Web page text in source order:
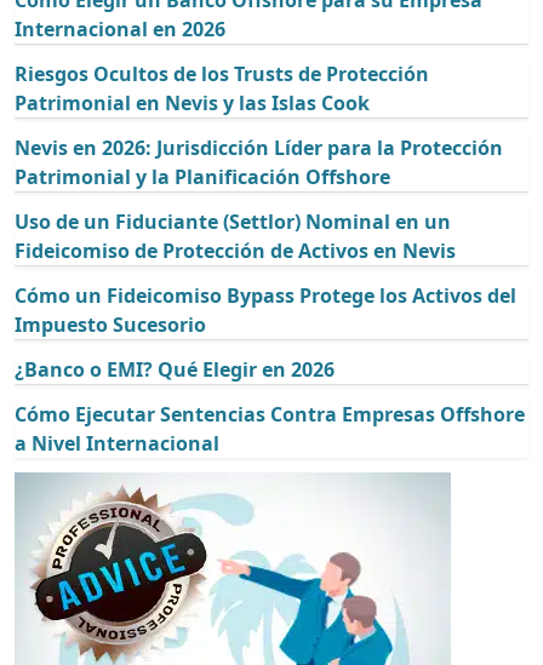
Internacional en 2026
Riesgos Ocultos de los Trusts de Protección
Patrimonial en Nevis y las Islas Cook
Nevis en 2026: Jurisdicción Líder para la Protección
Patrimonial y la Planificación Offshore
Uso de un Fiduciante (Settlor) Nominal en un
Fideicomiso de Protección de Activos en Nevis
Cómo un Fideicomiso Bypass Protege los Activos del
Impuesto Sucesorio
¿Banco o EMI? Qué Elegir en 2026
Cómo Ejecutar Sentencias Contra Empresas Offshore
a Nivel Internacional